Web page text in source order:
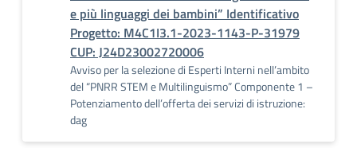
e più linguaggi dei bambini” Identificativo
Progetto: M4C1I3.1-2023-1143-P-31979
CUP: J24D23002720006
Avviso per la selezione di Esperti Interni nell’ambito
del “PNRR STEM e Multilinguismo” Componente 1 –
Potenziamento dell’offerta dei servizi di istruzione:
dag